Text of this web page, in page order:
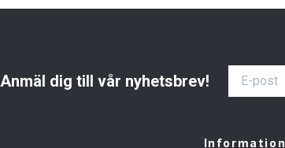
Anmäl dig till vår nyhetsbrev!
Information